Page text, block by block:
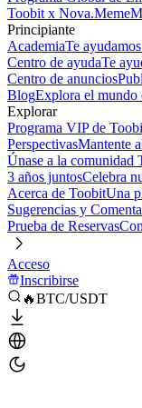
Toobit x Nova.Meme
Principiante
AcademiaTe
Centro de ayudaTe
Centro de anuncios
BlogExplora el mundo
Explorar
Programa VIP de
PerspectivasMantente
Únase a la comunidad
3 años juntosCelebra
Acerca de ToobitUna
Sugerencias y
Prueba de Reservas
Acceso
Inscribirse
🔥BTC/USDT